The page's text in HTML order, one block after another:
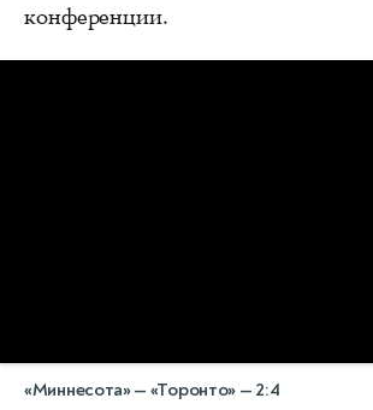
конференции.
«Миннесота» — «Торонто» — 2:4